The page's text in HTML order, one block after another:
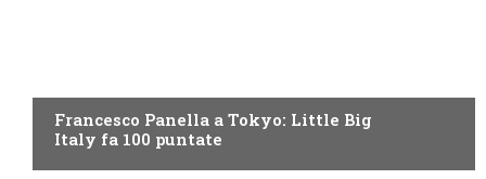
Francesco Panella a Tokyo: Little Big
Italy fa 100 puntate